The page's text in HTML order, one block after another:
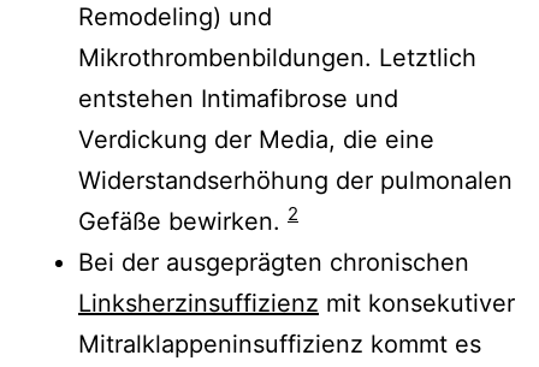
Remodeling) und
Mikrothrombenbildungen. Letztlich
entstehen Intimafibrose und
Verdickung der Media, die eine
Widerstandserhöhung der pulmonalen
Gefäße bewirken. 2
Bei der ausgeprägten chronischen
Linksherzinsuffizienz mit konsekutiver
Mitralklappeninsuffizienz kommt es